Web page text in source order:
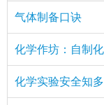
气体制备口诀
化学作坊：自制
化学实验安全知